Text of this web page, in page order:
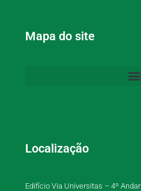
Mapa do site
Localização
Edifício Via Universitas – 4º Andar